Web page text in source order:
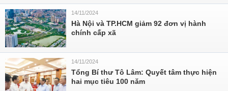
14/11/2024
Hà Nội và TP.HCM giảm 92 đơn vị hành
chính cấp xã
14/11/2024
Tổng Bí thư Tô Lâm: Quyết tâm thực hiện
hai mục tiêu 100 năm